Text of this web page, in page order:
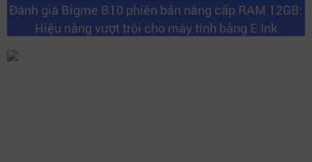
Đánh giá Bigme B10 phiên bản nâng cấp RAM 12GB:
Hiệu năng vượt trội cho máy tính bảng E Ink